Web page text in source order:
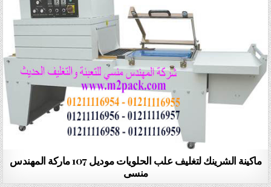
ماكينة الشرينك لتغليف علب الحلويات موديل 107 ماركة المهندس
منسى